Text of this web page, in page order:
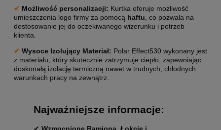
✔ Możliwość personalizacji: Kurtka oferuje możliwość
umieszczenia logo firmy za pomocą haftu , co pozwala na
dostosowanie jej do oczekiwanego wizerunku i potrzeb
klienta.
✔ Wysoce Izolujący Materiał: Polar Effect530 wykonany jest
z materiału, który skutecznie zatrzymuje ciepło, zapewniając
doskonałą izolację termiczną nawet w trudnych, chłodnych
warunkach pracy na zewnątrz.
Najważniejsze informacje: